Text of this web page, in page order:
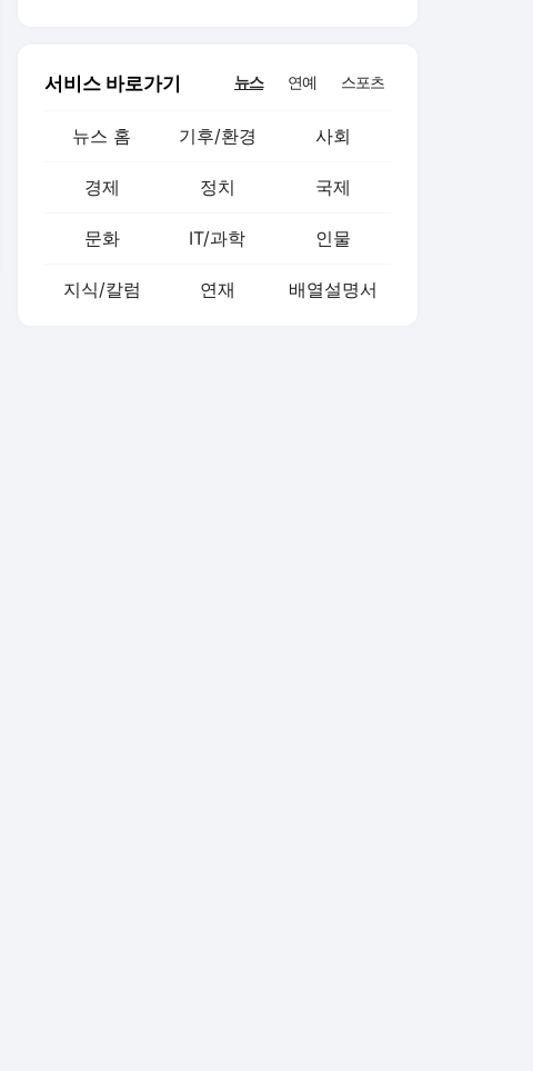
서비스 바로가기 뉴스 연예 스포츠
뉴스 홈 기후/환경 사회
경제 정치 국제
문화 IT/과학 인물
지식/칼럼 연재 배열설명서